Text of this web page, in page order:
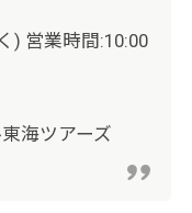
) 営業時間:10:00
海ツアーズ